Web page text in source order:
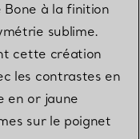
à la finition
sublime.
cette création
les contrastes en
en or jaune
sur le poignet